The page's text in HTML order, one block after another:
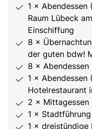
1 ×
Raum Lübeck
Einschiffung
8 ×
der guten bdw!
8 ×
1 × Abendessen
Hotelrestaurant
2 × Mittagessen
1 ×
1 × dreistündige